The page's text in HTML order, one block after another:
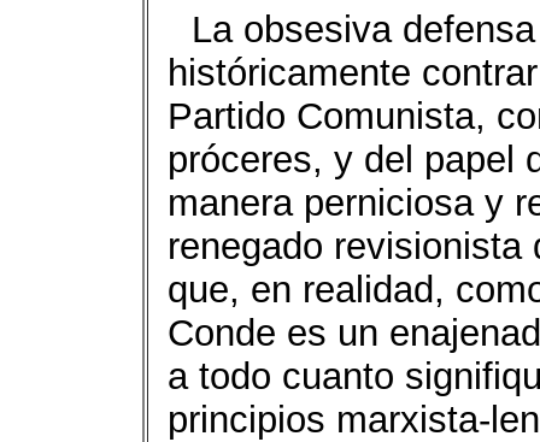
La obsesiva
históricamente
Partido Comunista,
próceres, y del papel
manera perniciosa y
renegado
que, en realidad,
Conde es un
a todo cuanto
principios marxista-